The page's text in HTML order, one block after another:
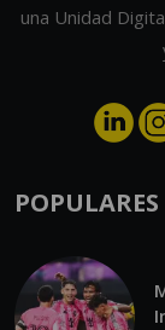
una Unidad
POPULARES